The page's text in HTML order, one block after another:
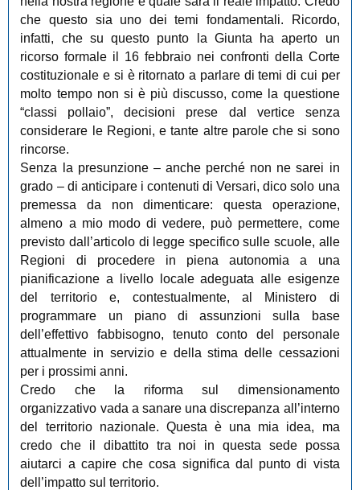
che questo sia uno dei temi fondamentali. Ricordo,
infatti, che su questo punto la Giunta ha aperto un
ricorso formale il 16 febbraio nei confronti della Corte
costituzionale e si è ritornato a parlare di temi di cui per
molto tempo non si è più discusso, come la questione
“classi pollaio”, decisioni prese dal vertice senza
considerare le Regioni, e tante altre parole che si sono
rincorse.
Senza la presunzione ‒ anche perché non ne sarei in
grado ‒ di anticipare i contenuti di Versari, dico solo una
premessa da non dimenticare: questa operazione,
almeno a mio modo di vedere, può permettere, come
previsto dall’articolo di legge specifico sulle scuole, alle
Regioni di procedere in piena autonomia a una
pianificazione a livello locale adeguata alle esigenze
del territorio e, contestualmente, al Ministero di
programmare un piano di assunzioni sulla base
dell’effettivo fabbisogno, tenuto conto del personale
attualmente in servizio e della stima delle cessazioni
per i prossimi anni.
Credo che la riforma sul dimensionamento
organizzativo vada a sanare una discrepanza all’interno
del territorio nazionale. Questa è una mia idea, ma
credo che il dibattito tra noi in questa sede possa
aiutarci a capire che cosa significa dal punto di vista
dell’impatto sul territorio.